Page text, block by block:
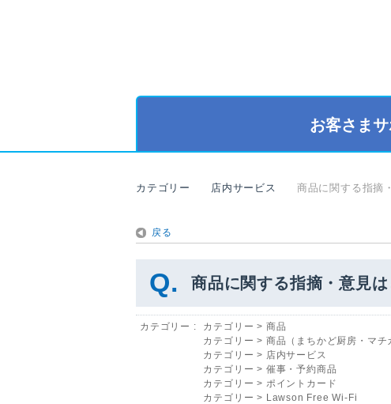
お客さまサ
カテゴリー 店内サービス 商品に関する指摘
戻る
商品に関する指摘・意見
カテゴリー : カテゴリー > 商品
カテゴリー > 商品（まちかど厨房・マチ
カテゴリー > 店内サービス
カテゴリー > 催事・予約商品
カテゴリー > ポイントカード
カテゴリー > Lawson Free Wi-Fi